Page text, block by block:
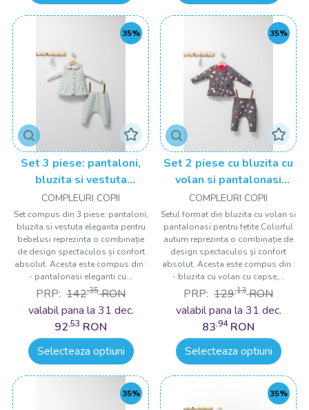
35%
Set 3 piese: pantaloni,
bluzita si vestuta
eleganta pentru bebelusi
Paris Love, Tongs baby
COMPLEURI COPII
Set compus din 3 piese: pantaloni,
bluzita si vestuta eleganta pentru
bebelusi reprezinta o combinație
de design spectaculos și confort
absolut. Acesta este compus din :
- pantalonasi eleganti cu...
PRP: 142,35 RON
valabil pana la 31 dec.
92,53 RON
Selecteaza optiuni
35%
Set 2 piese cu bluzita cu
volan si pantalonasi
pentru fetite Colorful
autum, Tongs baby
COMPLEURI COPII
Setul format din bluzita cu volan si
pantalonasi pentru fetite Colorful
autum reprezinta o combinație de
design spectaculos și confort
absolut. Acesta este compus din :
- bluzita cu volan cu capse,...
PRP: 129,13 RON
valabil pana la 31 dec.
83,94 RON
Selecteaza optiuni
35% 35%